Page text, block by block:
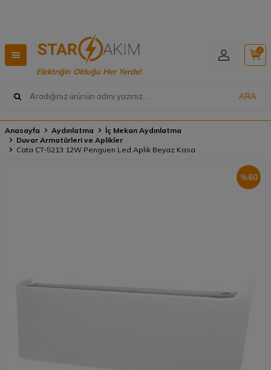
Elektriğin Olduğu Her Yerde!
ARA
0
Anasayfa Aydınlatma
İç Mekan Aydınlatma
Duvar Armatürleri ve Aplikler
Cata CT-5213 12W Penguen Led Aplik Beyaz Kasa
%60